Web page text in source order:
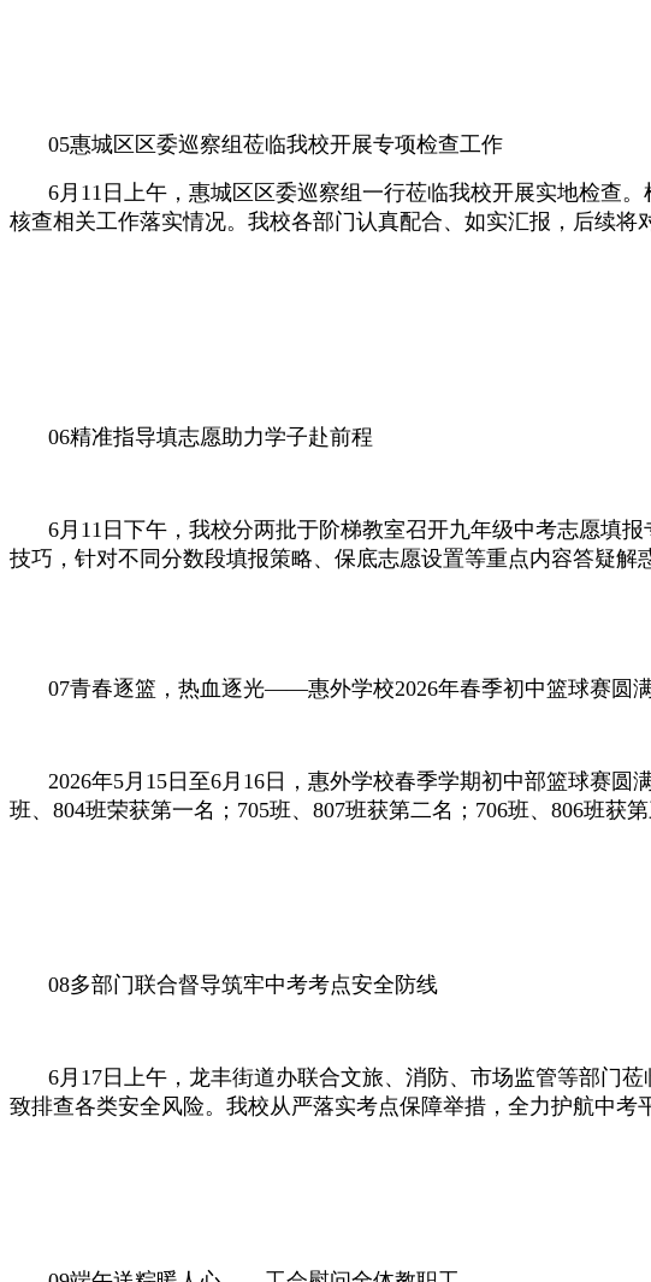
05惠城区区委巡察组莅临我校开展专项检查工作
6月11日上午，惠城区区委巡察组一行莅临我校开展实地检查
核查相关工作落实情况。我校各部门认真配合、如实汇报，后续将
06精准指导填志愿助力学子赴前程
6月11日下午，我校分两批于阶梯教室召开九年级中考志愿填
技巧，针对不同分数段填报策略、保底志愿设置等重点内容答疑
07青春逐篮，热血逐光——惠外学校2026年春季初中篮球赛圆
2026年5月15日至6月16日，惠外学校春季学期初中部篮球赛
班、804班荣获第一名；705班、807班获第二名；706班、806班获
08多部门联合督导筑牢中考考点安全防线
6月17日上午，龙丰街道办联合文旅、消防、市场监管等部门
致排查各类安全风险。我校从严落实考点保障举措，全力护航中考